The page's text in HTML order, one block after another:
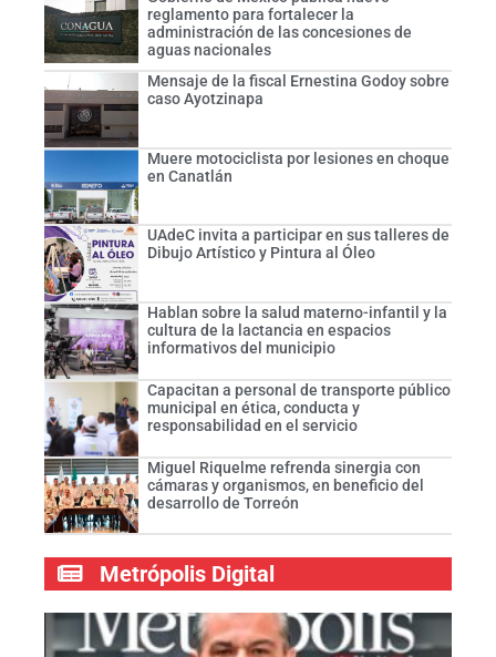
reglamento para fortalecer la
administración de las concesiones de
aguas nacionales
Mensaje de la fiscal Ernestina Godoy sobre
caso Ayotzinapa
Muere motociclista por lesiones en choque
en Canatlán
UAdeC invita a participar en sus talleres de
Dibujo Artístico y Pintura al Óleo
Hablan sobre la salud materno-infantil y la
cultura de la lactancia en espacios
informativos del municipio
Capacitan a personal de transporte público
municipal en ética, conducta y
responsabilidad en el servicio
Miguel Riquelme refrenda sinergia con
cámaras y organismos, en beneficio del
desarrollo de Torreón
Metrópolis Digital